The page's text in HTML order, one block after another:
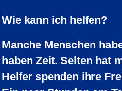
Wie kann ich helfen?
Manche Menschen
haben Zeit. Selten hat
Helfer spenden ihre